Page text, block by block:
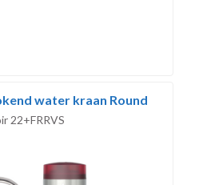
water kraan Round
22+FRRVS